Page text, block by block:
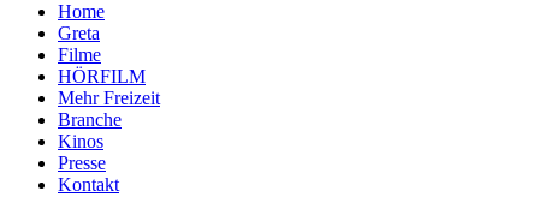
Home
Greta
Filme
HÖRFILM
Mehr Freizeit
Branche
Kinos
Presse
Kontakt